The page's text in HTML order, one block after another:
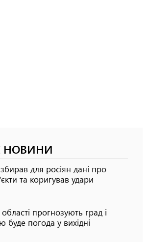
НОВИНИ
для росіян дані про
та коригував удари
прогнозують град і
буде погода у вихідні